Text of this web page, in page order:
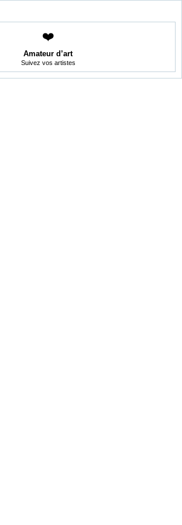
❤️
Amateur d’art
Suivez vos artistes